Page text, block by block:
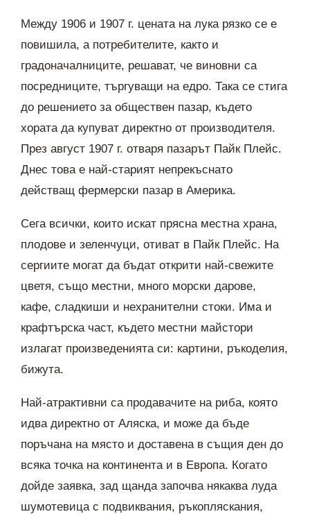
Между 1906 и 1907 г. цената на лука рязко се е
повишила, а потребителите, както и
градоначалниците, решават, че виновни са
посредниците, търгуващи на едро. Така се стига
до решението за обществен пазар, където
хората да купуват директно от производителя.
През август 1907 г. отваря пазарът Пайк Плейс.
Днес това е най-старият непрекъснато
действащ фермерски пазар в Америка.
Сега всички, които искат прясна местна храна,
плодове и зеленчуци, отиват в Пайк Плейс. На
сергиите могат да бъдат открити най-свежите
цветя, също местни, много морски дарове,
кафе, сладкиши и нехранителни стоки. Има и
крафтърска част, където местни майстори
излагат произведенията си: картини, ръкоделия,
бижута.
Най-атрактивни са продавачите на риба, която
идва директно от Аляска, и може да бъде
поръчана на място и доставена в същия ден до
всяка точка на континента и в Европа. Когато
дойде заявка, зад щанда започва някаква луда
шумотевица с подвиквания, ръкопляскания,